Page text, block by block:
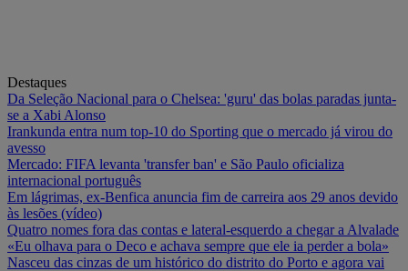
Destaques
Da Seleção Nacional para o Chelsea: 'guru' das bolas paradas junta-
se a Xabi Alonso
Irankunda entra num top-10 do Sporting que o mercado já virou do
avesso
Mercado: FIFA levanta 'transfer ban' e São Paulo oficializa
internacional português
Em lágrimas, ex-Benfica anuncia fim de carreira aos 29 anos devido
às lesões (vídeo)
Quatro nomes fora das contas e lateral-esquerdo a chegar a Alvalade
«Eu olhava para o Deco e achava sempre que ele ia perder a bola»
Nasceu das cinzas de um histórico do distrito do Porto e agora vai